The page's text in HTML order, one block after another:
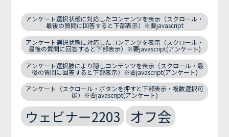
アンケート選択状態に対応したコンテンツを表示（スクロール・
最後の質問に回答すると下部表示）※要javascript
アンケート選択状態に対応したコンテンツを表示（スクロール・
最後の質問に回答すると下部表示）※要javascript(アンケート)
アンケート選択肢により隠しコンテンツを表示（スクロール・最
後の質問に回答すると下部表示）※要javascript(アンケート)
アンケート（スクロール・ボタンを押すと下部表示・複数選択可
能）※要javascript(アンケート)
ウェビナー2203 オフ会